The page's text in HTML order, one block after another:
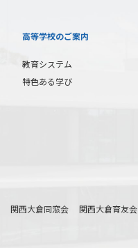
高等学校のご案内
教育システム
特色ある学び
関西大倉同窓会 関西大倉育友会